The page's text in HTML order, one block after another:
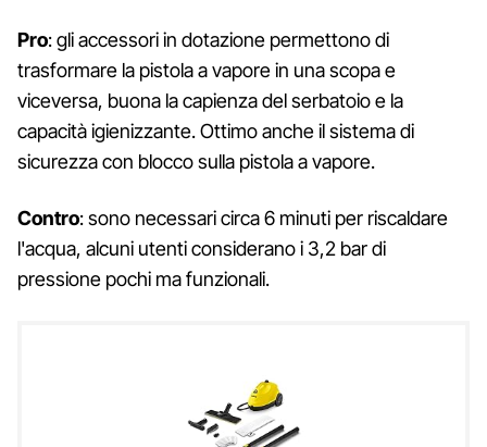
Pro: gli accessori in dotazione permettono di
trasformare la pistola a vapore in una scopa e
viceversa, buona la capienza del serbatoio e la
capacità igienizzante. Ottimo anche il sistema di
sicurezza con blocco sulla pistola a vapore.
Contro: sono necessari circa 6 minuti per riscaldare
l'acqua, alcuni utenti considerano i 3,2 bar di
pressione pochi ma funzionali.